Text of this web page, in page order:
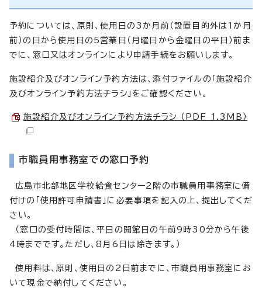
予約については、原則、使用日の3か月前（設置目的外は1か月
前）の日から使用日の5営業日（月曜日から金曜日の平日）前ま
でに、窓口又はオンラインにより申請手続をお願いします。
施設紹介及びオンライン予約方法は、添付ファイルの「施設紹介
及びオンライン予約方法チラシ」をご確認ください。
施設紹介及びオンライン予約方法チラシ （PDF 1.3MB）
市職員用事務室での窓口予約
広島市北部地区学校給食センター2階の市職員用事務室に備
付けの「使用許可申請書」に必要事項を記入の上、提出してくだ
さい。
（窓口の受付時間は、平日の開館日の午前9時30分から午後
4時までです。ただし、8月6日は除きます。）
使用料は、原則、使用日の2日前までに、市職員用事務室にお
いて現金で納付してください。